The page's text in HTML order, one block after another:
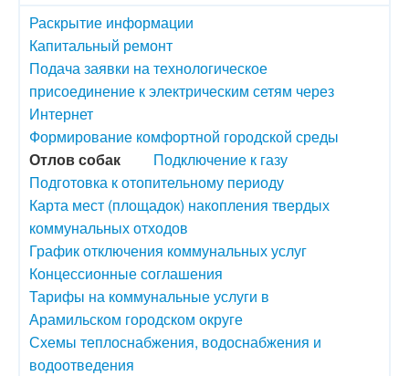
Раскрытие информации
Капитальный ремонт
Подача заявки на технологическое
присоединение к электрическим сетям через
Интернет
Формирование комфортной городской среды
Отлов собак
Подключение к газу
Подготовка к отопительному периоду
Карта мест (площадок) накопления твердых
коммунальных отходов
График отключения коммунальных услуг
Концессионные соглашения
Тарифы на коммунальные услуги в
Арамильском городском округе
Схемы теплоснабжения, водоснабжения и
водоотведения